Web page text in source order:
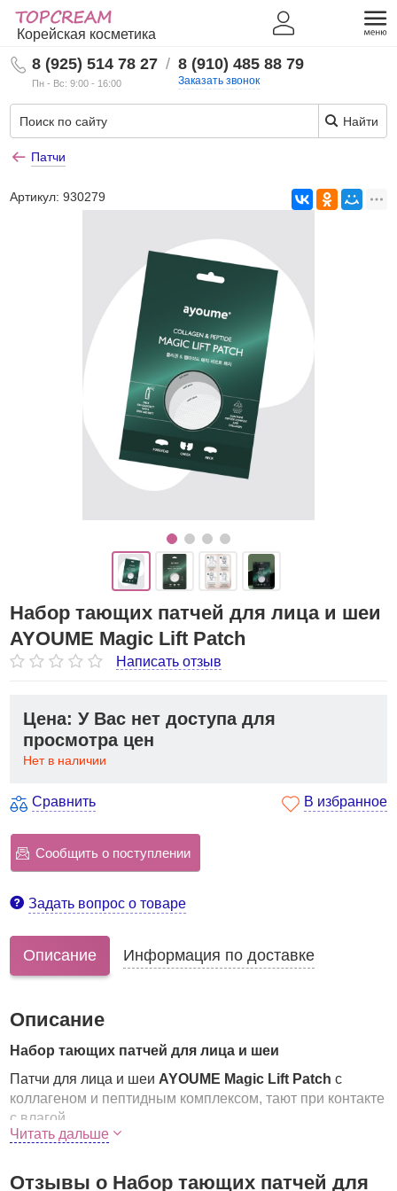
Корейская косметика
8 (925) 514 78 27
Пн - Вс: 9:00 - 16:00
/ 8 (910) 485 88 79
Заказать звонок
Найти
Патчи
Артикул:930279
Набор тающих патчей для лица и шеи
AYOUME Magic Lift Patch
Написать отзыв
Цена: У Вас нет доступа для
просмотра цен
Нет в наличии
Сравнить В избранное
Сообщить о поступлении
Задать вопрос о товаре
Описание Информация по доставке
Описание
Набор тающих патчей для лица и шеи
Патчи для лица и шеи AYOUME Magic Lift Patch с
коллагеном и пептидным комплексом, тают при контакте
с влагой.
в одной упаковке – 4 патча разной формы,
зоны;
Читать дальше
Отзывы о Набор тающих патчей для